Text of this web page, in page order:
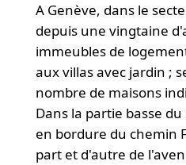
A Genève, dans le
depuis une vingtaine
immeubles de
aux villas avec jardin ;
nombre de maisons
Dans la partie basse
en bordure du chemin
part et d'autre de